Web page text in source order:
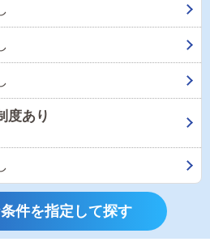
度あり
件を指定して探す